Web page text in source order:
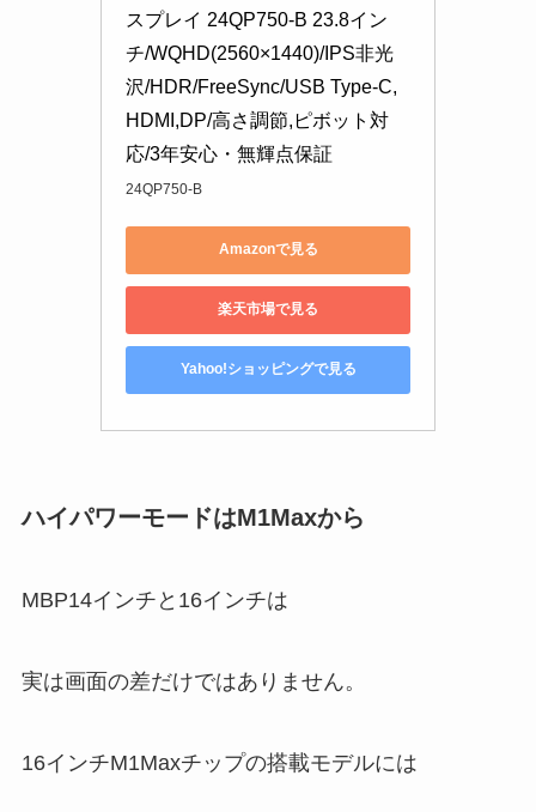
スプレイ 24QP750-B 23.8イン
チ/WQHD(2560×1440)/IPS非光
沢/HDR/FreeSync/USB Type-C,
HDMI,DP/高さ調節,ピボット対
応/3年安心・無輝点保証
24QP750-B
Amazonで見る
楽天市場で見る
Yahoo!ショッピングで見る
ハイパワーモードはM1Maxから
MBP14インチと16インチは
実は画面の差だけではありません。
16インチM1Maxチップの搭載モデルには